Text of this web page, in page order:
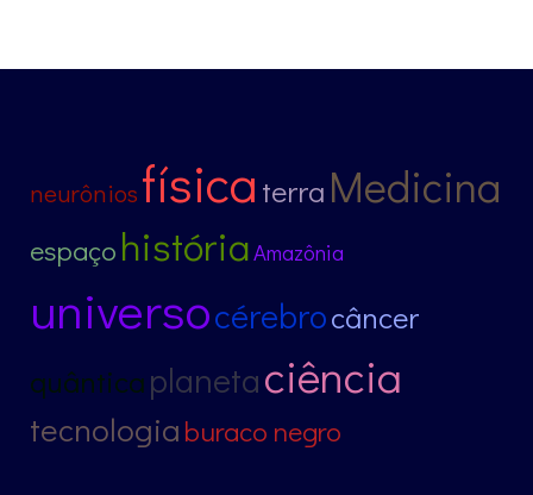
neurôniosfísica terra Medicina
espaço históriaAmazônia
universocérebrocâncer
quânticaplanetaciência
tecnologia buraco negro